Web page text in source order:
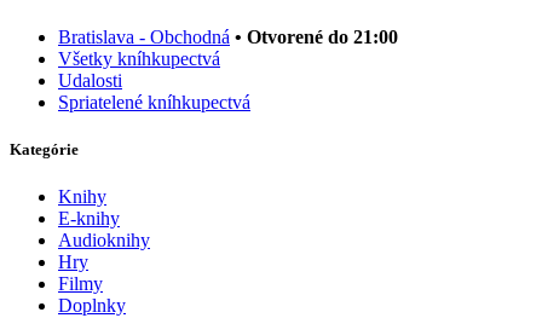
Bratislava - Obchodná • Otvorené do 21:00
Všetky kníhkupectvá
Udalosti
Spriatelené kníhkupectvá
Kategórie
Knihy
E-knihy
Audioknihy
Hry
Filmy
Doplnky